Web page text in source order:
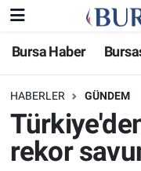
Bursa Haber
HABERLER GÜNDEM
rekor
Bursa Haber
Genel
Politika
Bursa Nöbetçi
Bursa Hava
Bursa Namaz